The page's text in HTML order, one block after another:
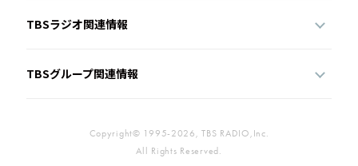
TBSラジオ関連情報
TBSグループ関連情報
Copyright© 1995-2026, TBS RADIO,Inc.
All Rights Reserved.